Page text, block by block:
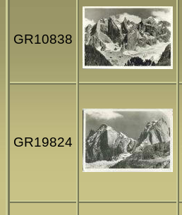
GR10838
GR19824